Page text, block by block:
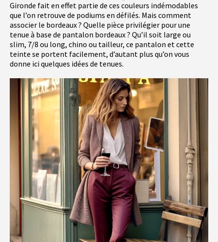
Gironde fait en effet partie de ces couleurs indémodables
que l’on retrouve de podiums en défilés. Mais comment
associer le bordeaux ? Quelle pièce privilégier pour une
tenue à base de pantalon bordeaux ? Qu’il soit large ou
slim, 7/8 ou long, chino ou tailleur, ce pantalon et cette
teinte se portent facilement, d’autant plus qu’on vous
donne ici quelques idées de tenues.